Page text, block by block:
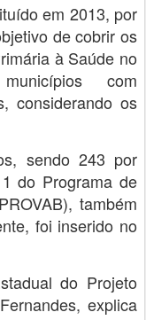
em 2013, por
de cobrir os
à Saúde no
com
considerando os
sendo 243 por
do Programa de
também
foi inserido no
do Projeto
explica